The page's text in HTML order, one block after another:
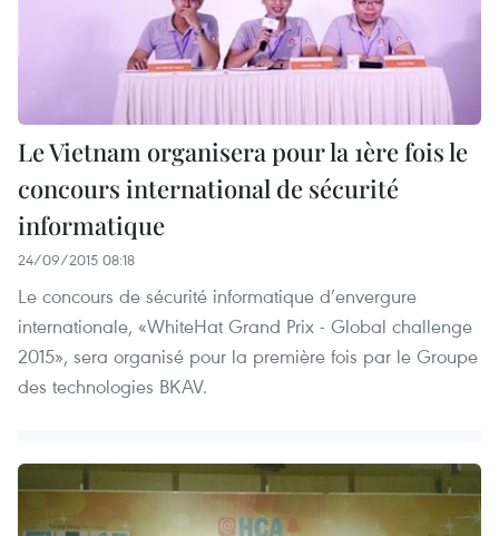
Le Vietnam organisera pour la 1ère fois le
concours international de sécurité
informatique
24/09/2015 08:18
Le concours de sécurité informatique d’envergure
internationale, «WhiteHat Grand Prix - Global challenge
2015», sera organisé pour la première fois par le Groupe
des technologies BKAV.